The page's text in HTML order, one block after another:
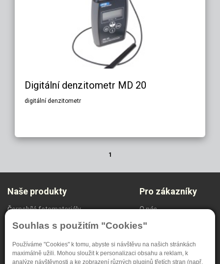
Souhlas s použitím "Cookies"
Používáme "Cookies" k tomu, abyste si návštěvu na našich stránkách
maximálně užili. Mohou sloužit k personalizaci obsahu a reklam, k
analýze návštěvnosti a ke zobrazení různých pluginů třetích stran (např.
Digitální denzitometr MD 20
digitální denzitometr
1
Naše produkty
Černobílé fotomateriály
Radiodiagnostika
Speciální materiály
Pro zákazníky
O nás
Ochrana oznamovatelů